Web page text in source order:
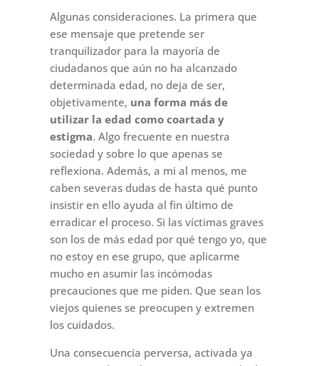
Algunas consideraciones. La primera que
ese mensaje que pretende ser
tranquilizador para la mayoría de
ciudadanos que aún no ha alcanzado
determinada edad, no deja de ser,
objetivamente, una forma más de
utilizar la edad como coartada y
estigma. Algo frecuente en nuestra
sociedad y sobre lo que apenas se
reflexiona. Además, a mi al menos, me
caben severas dudas de hasta qué punto
insistir en ello ayuda al fin último de
erradicar el proceso. Si las víctimas graves
son los de más edad por qué tengo yo, que
no estoy en ese grupo, que aplicarme
mucho en asumir las incómodas
precauciones que me piden. Que sean los
viejos quienes se preocupen y extremen
los cuidados.
Una consecuencia perversa, activada ya